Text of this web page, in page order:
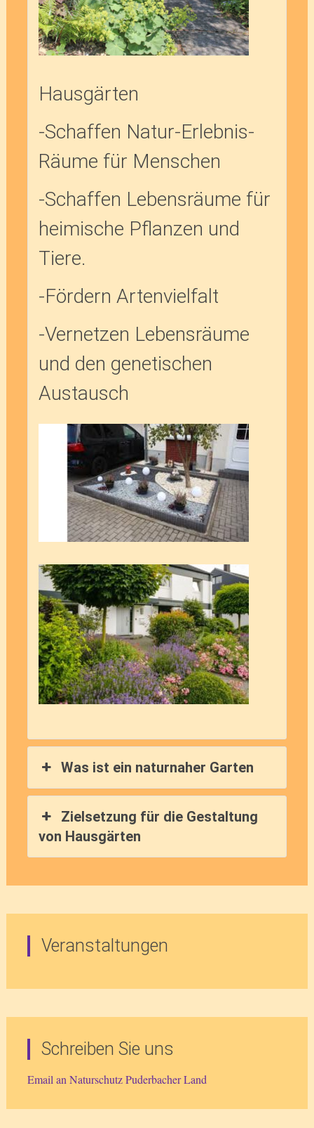
Hausgärten
-Schaffen Natur-Erlebnis-
Räume für Menschen
-Schaffen Lebensräume für
heimische Pflanzen und
Tiere.
-Fördern Artenvielfalt
-Vernetzen Lebensräume
und den genetischen
Austausch
Was ist ein naturnaher Garten
Zielsetzung für die Gestaltung
von Hausgärten
Veranstaltungen
Schreiben Sie uns
Email an Naturschutz Puderbacher Land